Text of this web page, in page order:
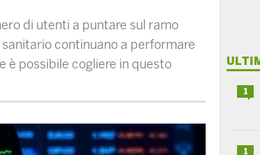
di utenti a puntare sul ramo
continuano a performare
è possibile cogliere in questo
1
1